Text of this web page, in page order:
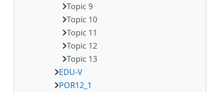
Topic 9
Topic 10
Topic 11
Topic 12
Topic 13
EDU-V
POR12_1